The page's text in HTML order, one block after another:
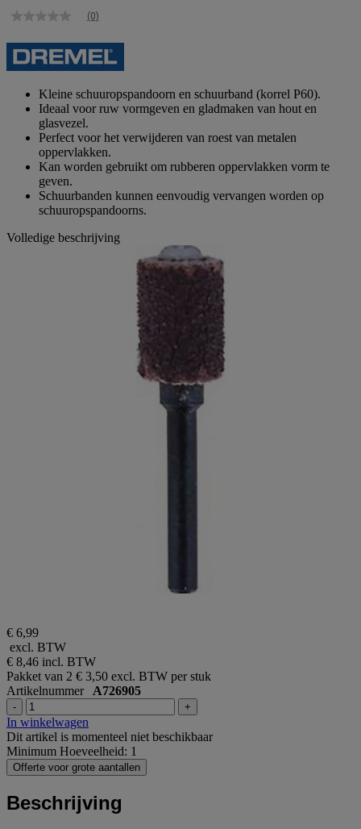
Geen
Dezelfde
paginalink.
(0)
Kleine schuuropspandoorn en schuurband (korrel P60).
Ideaal voor ruw vormgeven en gladmaken van hout en
glasvezel.
Perfect voor het verwijderen van roest van metalen
oppervlakken.
Kan worden gebruikt om rubberen oppervlakken vorm te
geven.
Schuurbanden kunnen eenvoudig vervangen worden op
schuuropspandoorns.
Volledige beschrijving
€ 6,99
excl. BTW
€ 8,46 incl. BTW
Pakket van 2 € 3,50 excl. BTW per stuk
Artikelnummer A726905
- +
In winkelwagen
Dit artikel is momenteel niet beschikbaar
Minimum Hoeveelheid: 1
Offerte voor grote aantallen
Beschrijving